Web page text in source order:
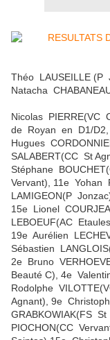
Théo LAUSEILLE
Natacha
Nicolas PIERRE(VC
de Royan en D1/D2,
Hugues
SALABERT(CC St
Stéphane
Vervant), 11e Yohan
LAMIGEON(P
15e Lionel
LEBOEUF(AC
19e Aurélien
Sébastien
2e Bruno
Beauté C), 4e
Rodolphe
Agnant), 9e
GRABKOWIAK(FS
PIOCHON(CC